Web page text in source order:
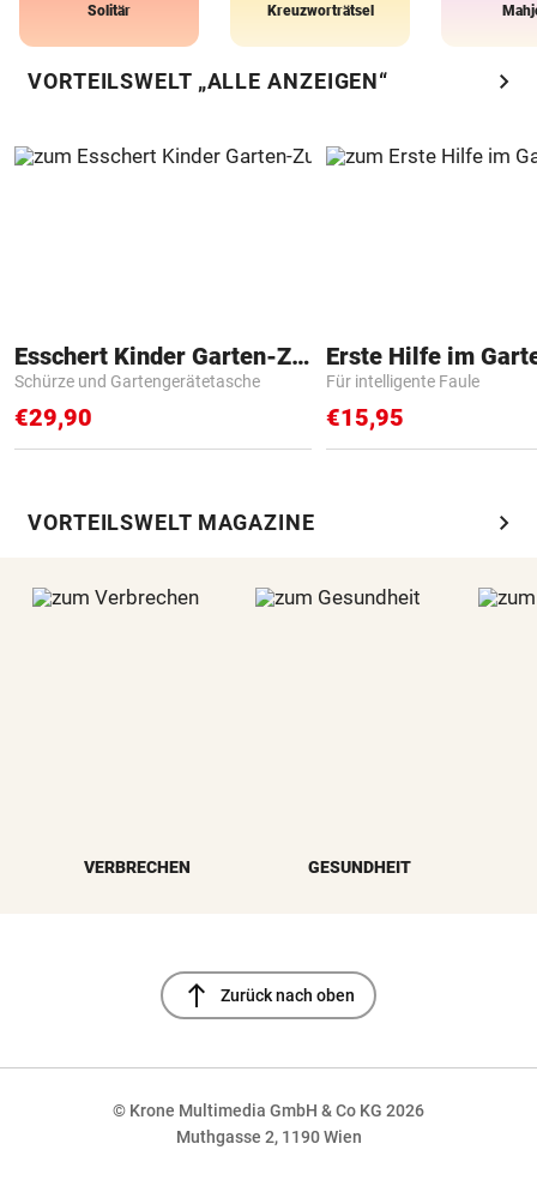
Solitär Kreuzworträtsel
VORTEILSWELT „ALLE ANZEIGEN“ chevron_right
Esschert Kinder Garten-Zubehör
Schürze und Gartengerätetasche
€29,90
Erste Hilfe im
Für intelligente Faule
€15,95
VORTEILSWELT MAGAZINE chevron_right
VERBRECHEN GESUNDHEIT
north Zurück nach oben
© Krone Multimedia GmbH & Co KG 2026
Muthgasse 2, 1190 Wien